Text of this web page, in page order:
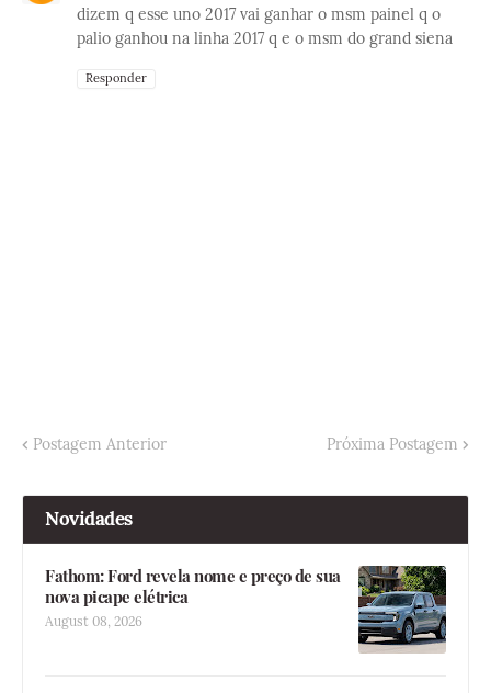
dizem q esse uno 2017 vai ganhar o msm painel q o
palio ganhou na linha 2017 q e o msm do grand siena
Responder
Postagem Anterior Próxima Postagem
Novidades
Fathom: Ford revela nome e preço de sua
nova picape elétrica
August 08, 2026